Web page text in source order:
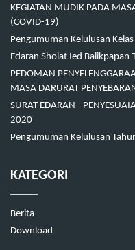
KEGIATAN MUDIK PADA
(COVID-19)
Pengumuman Kelulusan
Edaran Sholat Ied Balikpapan
PEDOMAN
MASA DARURAT
SURAT EDARAN -
2020
Pengumuman Kelulusan
KATEGORI
Berita
Download